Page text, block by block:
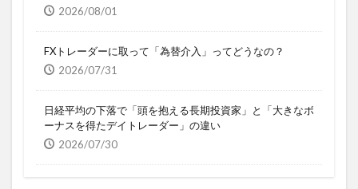
2026/08/01
FXトレーダーに取って「為替介入」ってどうなの？
2026/07/31
日経平均の下落で「頭を抱える長期投資家」と「大きなボ
ーナスを得たデイトレーダー」の違い
2026/07/30